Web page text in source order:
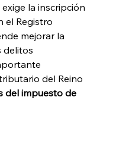
exige la inscripción
el Registro
mejorar la
delitos
del Reino
del impuesto de